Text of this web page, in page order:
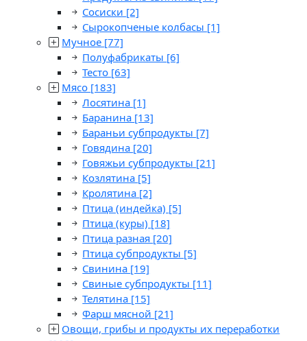
Сосиски [2]
Сырокопченые колбасы [1]
Мучное [77]
Полуфабрикаты [6]
Тесто [63]
Мясо [183]
Лосятина [1]
Баранина [13]
Бараньи субпродукты [7]
Говядина [20]
Говяжьи субпродукты [21]
Козлятина [5]
Кролятина [2]
Птица (индейка) [5]
Птица (куры) [18]
Птица разная [20]
Птица субпродукты [5]
Свинина [19]
Свиные субпродукты [11]
Телятина [15]
Фарш мясной [21]
Овощи, грибы и продукты их переработки